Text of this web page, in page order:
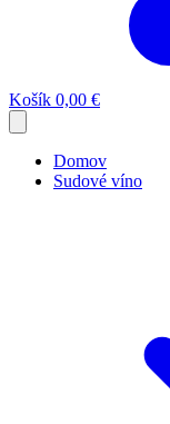
Košík 0,00 €
Domov
Sudové víno